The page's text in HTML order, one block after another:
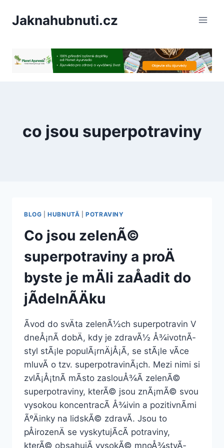
Jaknahubnuti.cz
co jsou superpotraviny
BLOG |HUBNUTÃ­ |POTRAVINY
Co jsou zelenÃ©
superpotraviny a proÄ
byste je mÄli zaÅadit do
jÃ­delnÃ­Äku
Ãvod do svÄta zelenÃ½ch superpotravin V
dneÅ¡nÃ­ dobÄ, kdy je zdravÃ½ Å¾ivotnÃ­
styl stÃ¡le populÃ¡rnÄjÅ¡Ã­, se stÃ¡le vÃ­ce
mluvÃ­ o tzv. superpotravinÃ¡ch. Mezi nimi si
zvlÃ¡Å¡tnÃ­ mÃ­sto zaslouÅ¾Ã­ zelenÃ©
superpotraviny, kterÃ© jsou znÃ¡mÃ© svou
vysokou koncentracÃ­ Å¾ivin a pozitivnÃ­mi
ÃºÄinky na lidskÃ© zdravÃ­. Jsou to
pÅirozenÄ se vyskytujÃ­cÃ­ potraviny,
kterÃ© obsahujÃ­ vysokÃ© mnoÅ¾stvÃ­